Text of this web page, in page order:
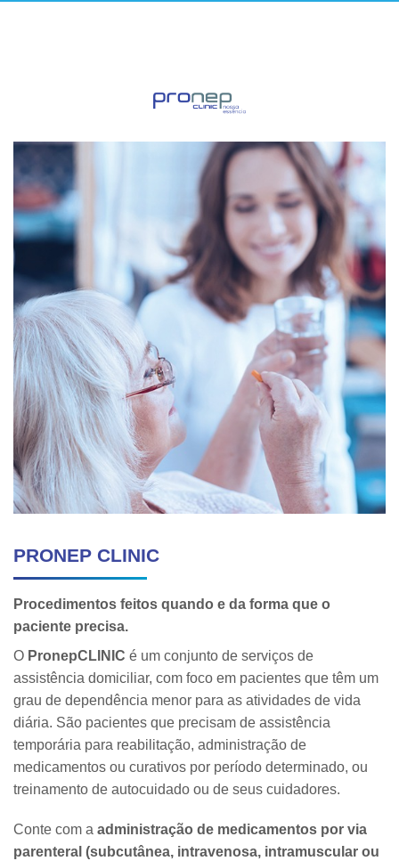
PRONEP CLINIC
Procedimentos feitos quando e da forma que o
paciente precisa.
O PronepCLINIC é um conjunto de serviços de
assistência domiciliar, com foco em pacientes que têm um
grau de dependência menor para as atividades de vida
diária. São pacientes que precisam de assistência
temporária para reabilitação, administração de
medicamentos ou curativos por período determinado, ou
treinamento de autocuidado ou de seus cuidadores.
Conte com a administração de medicamentos por via
parenteral (subcutânea, intravenosa, intramuscular ou